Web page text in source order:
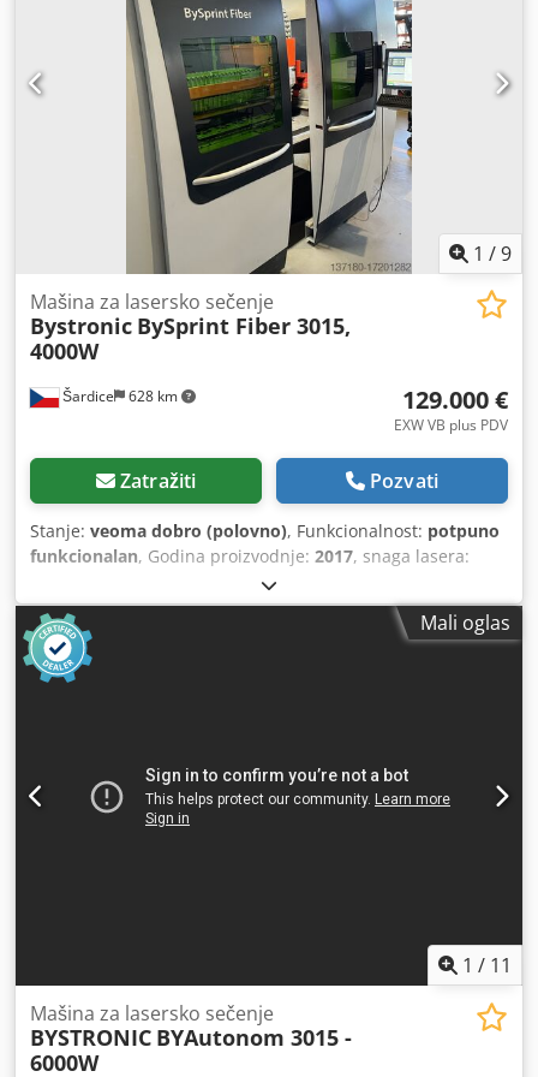
1 /9
Šardice 628 km
Mašina za lasersko sečenje
Bystronic BySprint Fiber 3015,
4000W
129.000 €
EXW VB plus PDV
Zatražiti Pozvati
Stanje: veoma dobro (polovno), Funkcionalnost: potpuno
funkcionalan, Godina proizvodnje: 2017, snaga lasera:
, debljina lima čelika (maks.):
debljina aluminijskog lima:15 mm, debljina lima (mesing)
maks.:8 mm
, radni opseg:
1.500 mm
Bistronic BiSprint vlakna 3015, 4000V Crjdpfx Aieup Tfcsyof
Čelik 20 mm, Nerđajući čelik 15 mm, Aluminijum 15 mm,
Mesing i bakar 8 mm.Tačnost sečenja: 0,1 mmPonovljivost:
0,05 mmMaksimalna težina radnog komada: 890 kg
Mali oglas
1 / 11
Mašina za lasersko sečenje
BYSTRONIC BYAutonom 3015 -
6000W